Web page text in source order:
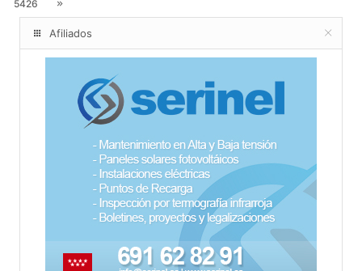
5426
Afiliados